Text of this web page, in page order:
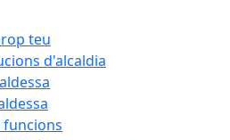
teu
d'alcaldia
funcions